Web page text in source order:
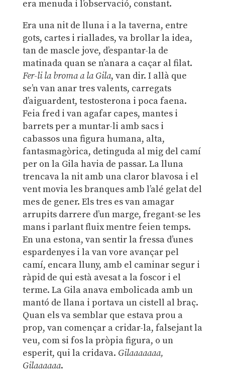
era menuda i l’observació, constant.
Era una nit de lluna i a la taverna, entre
gots, cartes i riallades, va brollar la idea,
tan de mascle jove, d’espantar-la de
matinada quan se n’anara a caçar al filat.
Fer-li la broma a la Gila, van dir. I allà que
se’n van anar tres valents, carregats
d’aiguardent, testosterona i poca faena.
Feia fred i van agafar capes, mantes i
barrets per a muntar-li amb sacs i
cabassos una figura humana, alta,
fantasmagòrica, detinguda al mig del camí
per on la Gila havia de passar. La lluna
trencava la nit amb una claror blavosa i el
vent movia les branques amb l’alé gelat del
mes de gener. Els tres es van amagar
arrupits darrere d’un marge, fregant-se les
mans i parlant fluix mentre feien temps.
En una estona, van sentir la fressa d’unes
espardenyes i la van vore avançar pel
camí, encara lluny, amb el caminar segur i
ràpid de qui està avesat a la foscor i el
terme. La Gila anava embolicada amb un
mantó de llana i portava un cistell al braç.
Quan els va semblar que estava prou a
prop, van començar a cridar-la, falsejant la
veu, com si fos la pròpia figura, o un
esperit, qui la cridava. Gilaaaaaaa,
Gilaaaaaa.